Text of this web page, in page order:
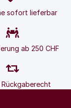
sofort lieferbar
ab 250 CHF
Rückgaberecht